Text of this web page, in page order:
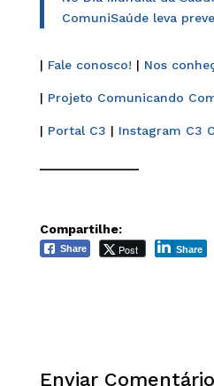
ComuniSaúde leva
| Fale conosco! | Nos
| Projeto Comunicando
| Portal C3 | Instagram C3
Compartilhe:
Share Post Share
Enviar Comentário